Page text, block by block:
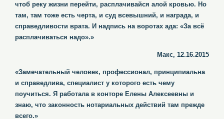
чтоб реку жизни перейти, расплачивайся алой кровью. Но
там, там тоже есть черта, и суд всевышний, и награда, и
справедливости врата. И надпись на воротах ада: «За всё
расплачиваться надо».»
Макс, 12.16.2015
«Замечательный человек, профессионал, принципиальна
и справедлива, специалист у которого есть чему
поучиться. Я работала в конторе Елены Алексеевны и
знаю, что законность нотариальных действий там прежде
всего.»